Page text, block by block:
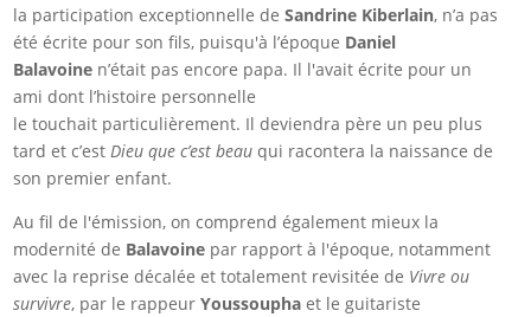
la participation exceptionnelle deSandrine Kiberlain, n’a pas
été écrite pour son fils, puisqu'à l’époque Daniel
Balavoine n’était pas encore papa. Il l'avait écrite pour un
ami dont l’histoire personnelle
le touchait particulièrement. Il deviendra père un peu plus
tard et c’est Dieu que c’est beau qui racontera la naissance de
son premier enfant.
Au fil de l'émission, on comprend également mieux la
modernité de Balavoine par rapport à l'époque, notamment
avec la reprise décalée et totalement revisitée de Vivre ou
survivre, par le rappeurYoussoupha et le guitariste